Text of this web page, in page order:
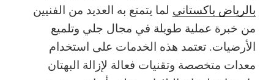
بالرياض باكستاني لما يتمتع به العديد من الفنيين
من خبرة عملية طويلة في مجال جلي وتلميع
الأرضيات. تعتمد هذه الخدمات على استخدام
معدات متخصصة وتقنيات فعالة لإزالة البهتان